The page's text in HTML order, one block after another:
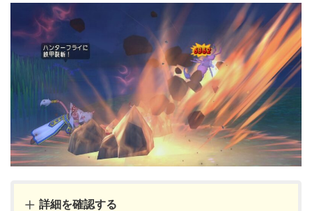
詳細を確認する